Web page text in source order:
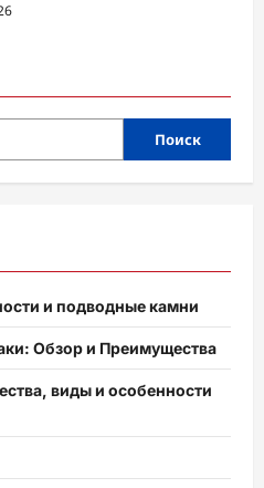
Поиск
и подводные камни
Обзор и Преимущества
виды и особенности